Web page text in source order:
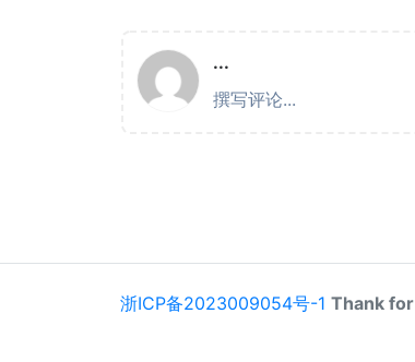
浙ICP备2023009054号-1 Thank for